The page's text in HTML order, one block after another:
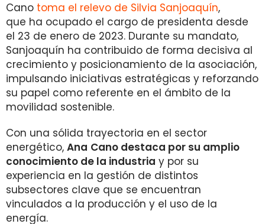
Cano toma el relevo de Silvia Sanjoaquín,
que ha ocupado el cargo de presidenta desde
el 23 de enero de 2023. Durante su mandato,
Sanjoaquín ha contribuido de forma decisiva al
crecimiento y posicionamiento de la asociación,
impulsando iniciativas estratégicas y reforzando
su papel como referente en el ámbito de la
movilidad sostenible.
Con una sólida trayectoria en el sector
energético, Ana Cano destaca por su amplio
conocimiento de la industria y por su
experiencia en la gestión de distintos
subsectores clave que se encuentran
vinculados a la producción y el uso de la
energía.